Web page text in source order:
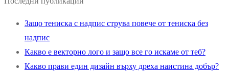
Защо тениска с надпис струва повече от тениска без
надпис
Какво е векторно лого и защо все го искаме от теб?
Какво прави един дизайн върху дреха наистина добър?